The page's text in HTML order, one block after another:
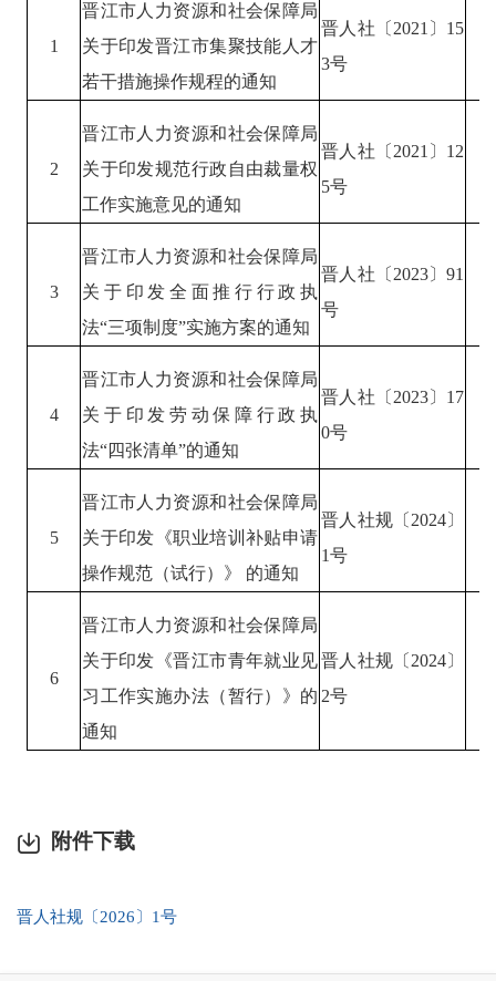
1
晋江市人力资源和社会保障局
关于印发晋江市集聚技能人才
若干措施操作规程的通知
晋人社〔 2021 〕 15
3号
2
晋江市人力资源和社会保障局
关于印发规范行政自由裁量权
工作实施意见的通知
晋人社〔 2021 〕 12
5号
3
晋江市人力资源和社会保障局
关于印发全面推行行政执
法“三项制度”实施方案的通知
晋人社〔 2023〕91
号
4
晋江市人力资源和社会保障局
关于印发劳动保障行政执
法“四张清单”的通知
晋人社〔 2023〕 17
0号
5
晋江市人力资源和社会保障局
关于印发《职业培训补贴申请
操作规范（试行）》
的通知
晋人社规〔 2024〕
1号
6
晋江市人力资源和社会保障局
关于印发《晋江市青年就业见
习工作实施办法（暂行）》的
通知
晋人社规〔 2024〕
2号
附件下载
晋人社规〔2026〕1号